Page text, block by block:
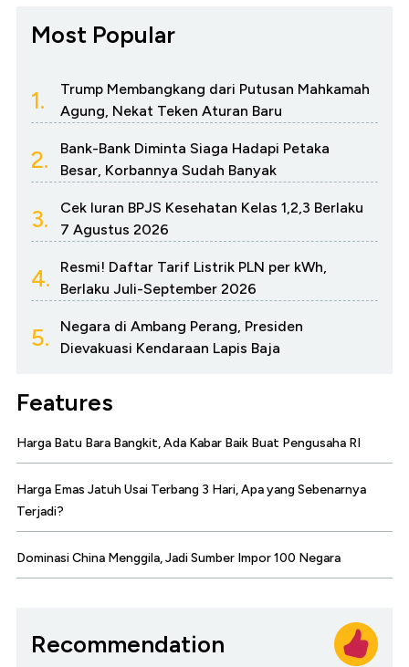
Most Popular
1.
Trump Membangkang dari Putusan Mahkamah
Agung, Nekat Teken Aturan Baru
2.
Bank-Bank Diminta Siaga Hadapi Petaka
Besar, Korbannya Sudah Banyak
3.
Cek Iuran BPJS Kesehatan Kelas 1,2,3 Berlaku
7 Agustus 2026
4.
Resmi! Daftar Tarif Listrik PLN per kWh,
Berlaku Juli-September 2026
5.
Negara di Ambang Perang, Presiden
Dievakuasi Kendaraan Lapis Baja
Features
Harga Batu Bara Bangkit, Ada Kabar Baik Buat Pengusaha RI
Harga Emas Jatuh Usai Terbang 3 Hari, Apa yang Sebenarnya
Terjadi?
Dominasi China Menggila, Jadi Sumber Impor 100 Negara
Recommendation